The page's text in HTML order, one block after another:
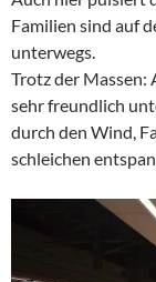
Familien sind auf
unterwegs.
Trotz der Massen:
sehr freundlich
durch den Wind,
schleichen